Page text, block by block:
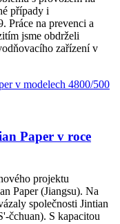
případy i
Práce na prevenci a
jsme obdrželi
zařízení v
Paper v roce
projektu
Paper (Jiangsu). Na
společnosti Jintian
čchuan). S kapacitou